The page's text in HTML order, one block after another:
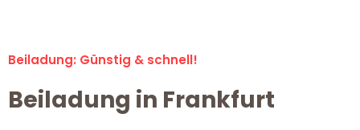
Beiladung: Günstig & schnell!
Beiladung in Frankfurt